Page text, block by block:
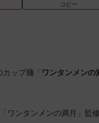
コピー
ップ麺「 ワンタンメンの
ワンタンメンの満月」監